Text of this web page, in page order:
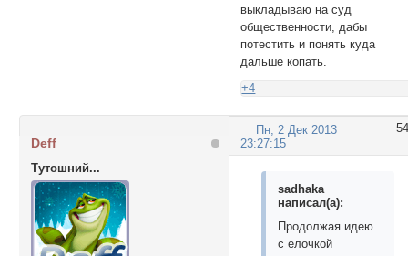
.spoiler >
display:
}
border-
background:
z-index: 2;
margin: 0;
opacity:0;
left:-5%;
выкладываю на суд
общественности, дабы
потестить и понять куда
дальше копать.
+4
54
Пн, 2 Дек 2013
23:27:15
Deff
Тутошний...
sadhaka
написал(а):
Продолжая идею
с елочкой